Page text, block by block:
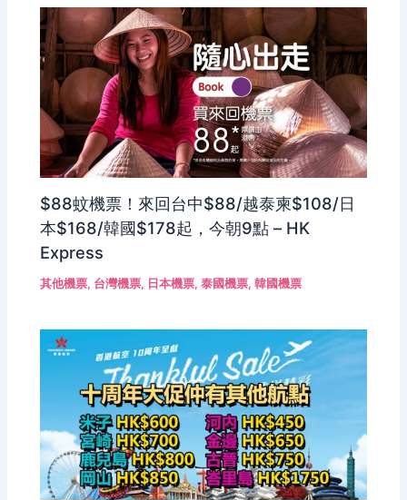
$88蚊機票！來回台中$88/越泰柬$108/日
本$168/韓國$178起，今朝9點 – HK
Express
其他機票, 台灣機票, 日本機票,泰國機票,韓國機票